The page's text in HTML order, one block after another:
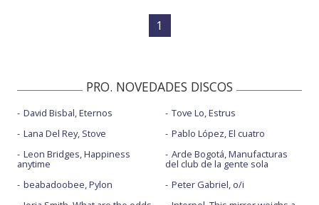
1
PRO. NOVEDADES DISCOS
David Bisbal, Eternos
Lana Del Rey, Stove
Leon Bridges, Happiness
anytime
beabadoobee, Pylon
Tove Lo, Estrus
Pablo López, El cuatro
Arde Bogotá, Manufacturas
del club de la gente sola
Peter Gabriel, o/i